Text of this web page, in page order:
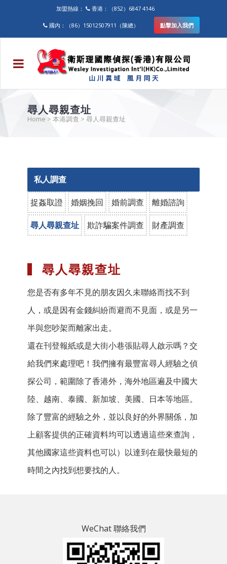
加盟熱線： 香港：（852）6847 4146
國內：（86）15012507911（陳總） 點擊加入我們
尋人尋親查址
Home > 本港調查 > 尋人尋親查址
私人調查
捉姦取證 婚姻挽回 婚前調查 離婚諮詢
尋人尋親查址 欺詐騙案件調查 財產調查
尋人尋親查址
您是否有多年不見的朋友因久未聯絡而找不到
人，或是因有金錢糾紛而避而不見面，或是另一
半與您吵架而離家出走。
還在刊登報紙或是大街小巷張貼尋人啟示嗎？交
給我們來處理吧！我們擁有最豐富尋人經驗之偵
探公司，範圍除了香港外，海外地區遍及中國大
陸、越南、泰國、新加坡、美國、日本等地區。
除了豐富的經驗之外，並以良好的外界關係，加
上顧客提供的正確資料均可以透過這些來查詢，
其他國家這些資料也可以）以達到在最快最短的
時間之內找到想要找的人。
WeChat 聯絡我們